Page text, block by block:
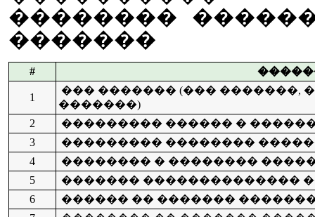
��������
�������
#
1
��� ������� (��� �������,
�������)
2
��������� ������ �
3
��������� ��������
4
�������� � ��������
5
������� ��������������
6
������ �� �������